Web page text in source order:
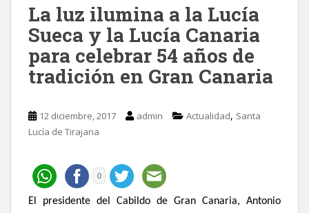
La luz ilumina a la Lucía
Sueca y la Lucía Canaria
para celebrar 54 años de
tradición en Gran Canaria
12 diciembre, 2017 admin Actualidad, Santa
Lucía de Tirajana
0
El presidente del Cabildo de Gran Canaria, Antonio